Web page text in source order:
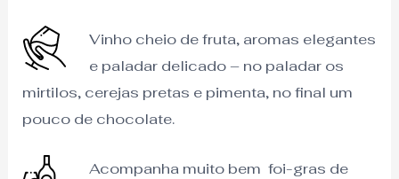
Vinho cheio de fruta, aromas elegantes
e paladar delicado – no paladar os
mirtilos, cerejas pretas e pimenta, no final um
pouco de chocolate.
Acompanha muito bem foi-gras de